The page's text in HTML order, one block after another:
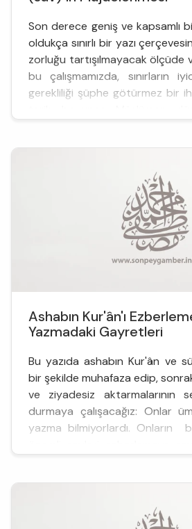
Son derece geniş ve kapsamlı
oldukça sınırlı bir yazı
zorluğu tartışılmayacak ölçüde
bu çalışmamızda, sınırların
gerekliliği şüphe götürmez bir
Ashabın Kur'ân'ı
Yazmadaki Gayretleri
Bu yazıda ashabın Kur'ân ve
bir şekilde muhafaza edip,
ve ziyadesiz aktarmalarının
durmaya çalışacağız: Onlar
yazma bilmiyorlardı. Onların